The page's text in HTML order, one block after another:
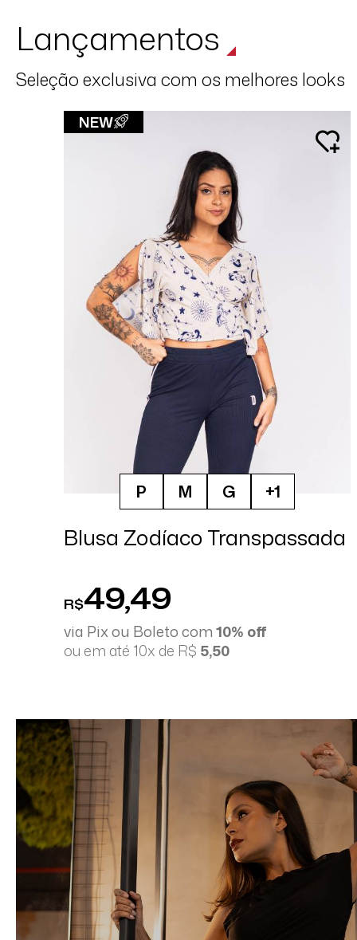
Lançamentos
Seleção exclusiva com os melhores looks
NEW
P M G +1
Blusa Zodíaco Transpassada
R$49,49
via Pix ou Boleto com10% off
ou em até 10x de R$ 5,50